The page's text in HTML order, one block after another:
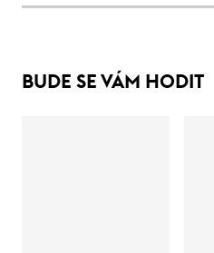
BUDE SE VÁM HODIT